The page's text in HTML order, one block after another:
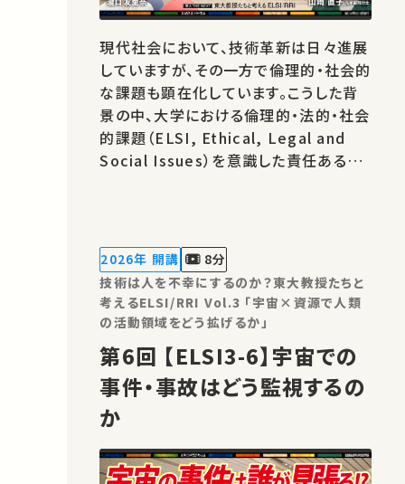
現代社会において、技術革新は日々進展
していますが、その一方で倫理的・社会的
な課題も顕在化しています。こうした背
景の中、大学における倫理的・法的・社会
的課題（ELSI, Ethical, Legal and
Social Issues）を意識した責任ある研
の目的は、工学が関わる様々な分野にお
ける技術とその社会的影響について、
我々…
2026年 開講
8分
技術は人を不幸にするのか？東大教授たちと
考えるELSI/RRI Vol.3 「宇宙×資源で人類
の活動領域をどう拡げるか」
第6回 【ELSI3-6】宇宙での
事件・事故はどう監視するの
か